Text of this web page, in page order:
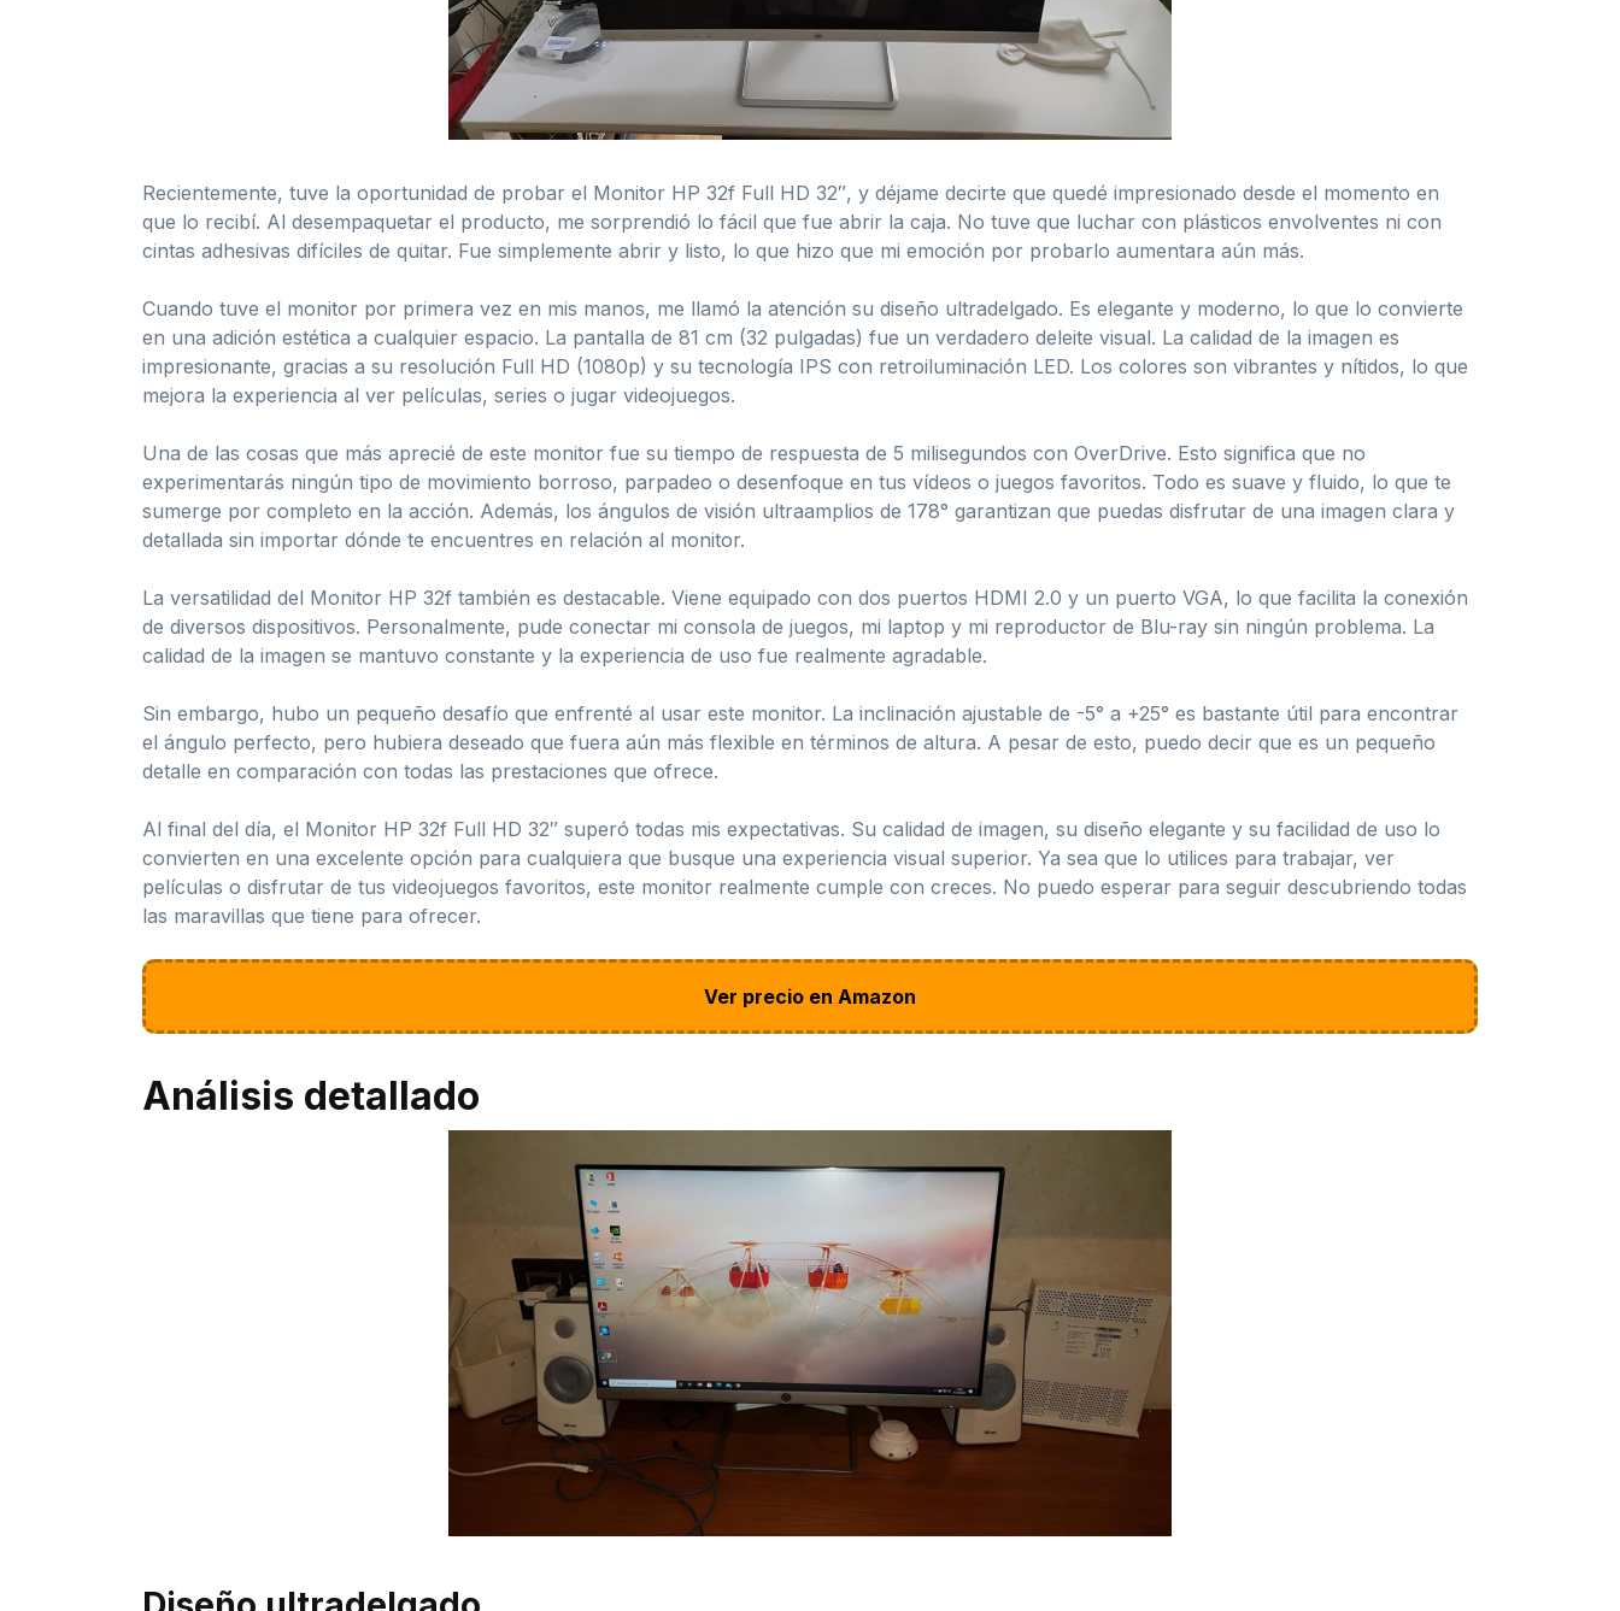
Recientemente, tuve la oportunidad de probar el Monitor HP 32f Full HD 32″, y déjame decirte que quedé impresionado desde el momento en
que lo recibí. Al desempaquetar el producto, me sorprendió lo fácil que fue abrir la caja. No tuve que luchar con plásticos envolventes ni con
cintas adhesivas difíciles de quitar. Fue simplemente abrir y listo, lo que hizo que mi emoción por probarlo aumentara aún más.
Cuando tuve el monitor por primera vez en mis manos, me llamó la atención su diseño ultradelgado. Es elegante y moderno, lo que lo convierte
en una adición estética a cualquier espacio. La pantalla de 81 cm (32 pulgadas) fue un verdadero deleite visual. La calidad de la imagen es
impresionante, gracias a su resolución Full HD (1080p) y su tecnología IPS con retroiluminación LED. Los colores son vibrantes y nítidos, lo que
mejora la experiencia al ver películas, series o jugar videojuegos.
Una de las cosas que más aprecié de este monitor fue su tiempo de respuesta de 5 milisegundos con OverDrive. Esto significa que no
experimentarás ningún tipo de movimiento borroso, parpadeo o desenfoque en tus vídeos o juegos favoritos. Todo es suave y fluido, lo que te
sumerge por completo en la acción. Además, los ángulos de visión ultraamplios de 178° garantizan que puedas disfrutar de una imagen clara y
detallada sin importar dónde te encuentres en relación al monitor.
La versatilidad del Monitor HP 32f también es destacable. Viene equipado con dos puertos HDMI 2.0 y un puerto VGA, lo que facilita la conexión
de diversos dispositivos. Personalmente, pude conectar mi consola de juegos, mi laptop y mi reproductor de Blu-ray sin ningún problema. La
calidad de la imagen se mantuvo constante y la experiencia de uso fue realmente agradable.
Sin embargo, hubo un pequeño desafío que enfrenté al usar este monitor. La inclinación ajustable de -5° a +25° es bastante útil para encontrar
el ángulo perfecto, pero hubiera deseado que fuera aún más flexible en términos de altura. A pesar de esto, puedo decir que es un pequeño
detalle en comparación con todas las prestaciones que ofrece.
Al final del día, el Monitor HP 32f Full HD 32″ superó todas mis expectativas. Su calidad de imagen, su diseño elegante y su facilidad de uso lo
convierten en una excelente opción para cualquiera que busque una experiencia visual superior. Ya sea que lo utilices para trabajar, ver
películas o disfrutar de tus videojuegos favoritos, este monitor realmente cumple con creces. No puedo esperar para seguir descubriendo todas
las maravillas que tiene para ofrecer.
Ver precio en Amazon
Análisis detallado